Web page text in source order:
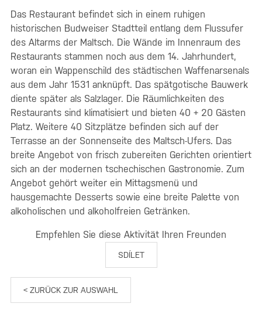
Das Restaurant befindet sich in einem ruhigen
historischen Budweiser Stadtteil entlang dem Flussufer
des Altarms der Maltsch. Die Wände im Innenraum des
Restaurants stammen noch aus dem 14. Jahrhundert,
woran ein Wappenschild des städtischen Waffenarsenals
aus dem Jahr 1531 anknüpft. Das spätgotische Bauwerk
diente später als Salzlager. Die Räumlichkeiten des
Restaurants sind klimatisiert und bieten 40 + 20 Gästen
Platz. Weitere 40 Sitzplätze befinden sich auf der
Terrasse an der Sonnenseite des Maltsch-Ufers. Das
breite Angebot von frisch zubereiten Gerichten orientiert
sich an der modernen tschechischen Gastronomie. Zum
Angebot gehört weiter ein Mittagsmenü und
hausgemachte Desserts sowie eine breite Palette von
alkoholischen und alkoholfreien Getränken.
Empfehlen Sie diese Aktivität Ihren Freunden
SDÍLET
< ZURÜCK ZUR AUSWAHL